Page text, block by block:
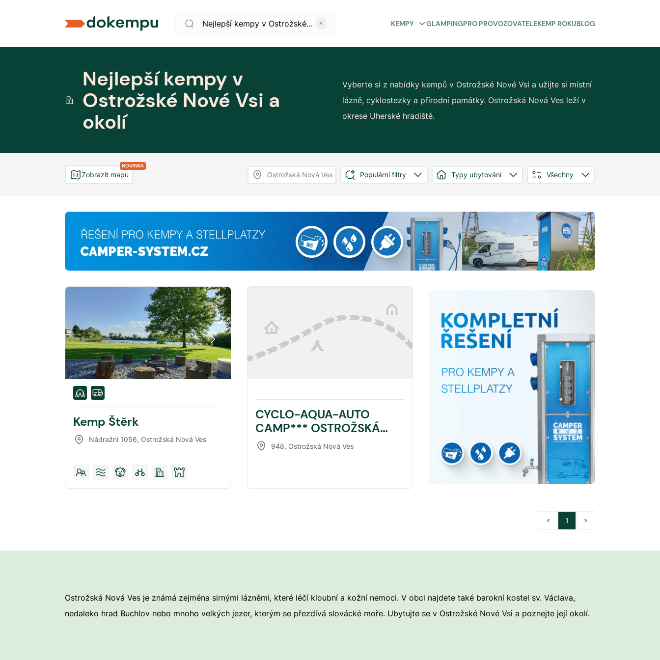
KEMPY GLAMPINGPRO PROVOZOVATELEKEMP ROKUBLOG
Nejlepší kempy v
Ostrožské Nové Vsi a
okolí
Vyberte si z nabídky kempů v Ostrožské Nové Vsi a užijte si místní
lázně, cyklostezky a přírodní památky. Ostrožská Nová Ves leží v
okrese Uherské hradiště.
NOVINKA
Zobrazit mapu Ostrožská Nová Ves Populární filtry Typy ubytování Všechny
Kemp Štěrk
Nádražní 1056, Ostrožská Nová Ves
CYCLO-AQUA-AUTO
CAMP*** OSTROŽSKÁ
NOVÁ VES
948, Ostrožská Nová Ves
< 1 >
Ostrožská Nová Ves je známá zejména sirnými lázněmi, které léčí kloubní a kožní nemoci. V obci najdete také barokní kostel sv. Václava,
nedaleko hrad Buchlov nebo mnoho velkých jezer, kterým se přezdívá slovácké moře. Ubytujte se v Ostrožské Nové Vsi a poznejte její okolí.